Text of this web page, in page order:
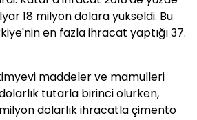
18 milyon dolara yükseldi. Bu
en fazla ihracat yaptığı 37.
maddeler ve mamulleri
tutarla birinci olurken,
dolarlık ihracatla çimento